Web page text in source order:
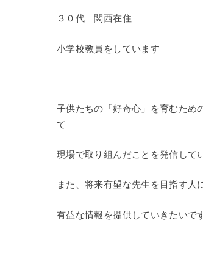
３０代 関西在住
小学校教員をしています
子供たちの「好奇心」を育むため
て
現場で取り組んだことを発信して
また、将来有望な先生を目指す人
有益な情報を提供していきたいで